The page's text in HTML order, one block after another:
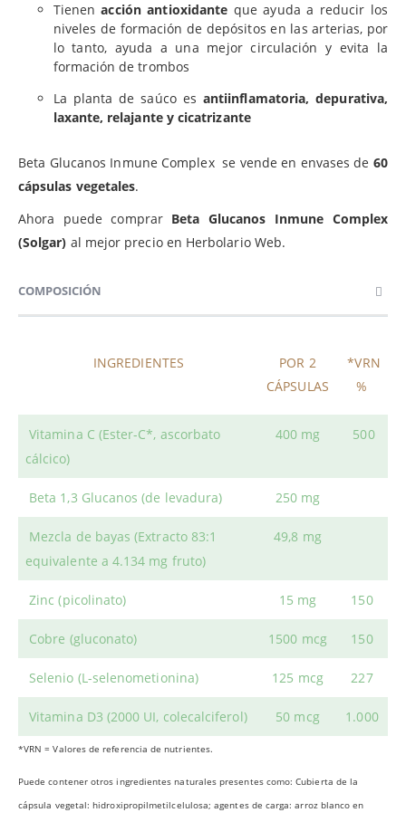
Tienen acción antioxidante que ayuda a reducir los
niveles de formación de depósitos en las arterias, por
lo tanto, ayuda a una mejor circulación y evita la
formación de trombos
La planta de saúco es antiinflamatoria, depurativa,
laxante, relajante y cicatrizante
Beta Glucanos Inmune Complex se vende en envases de 60
cápsulas vegetales.
Ahora puede comprar Beta Glucanos Inmune Complex
(Solgar) al mejor precio en Herbolario Web.
COMPOSICIÓN
INGREDIENTES
POR 2
CÁPSULAS
*VRN
%
Vitamina C (Ester-C*, ascorbato
cálcico)
400 mg 500
Beta 1,3 Glucanos (de levadura) 250 mg
Mezcla de bayas(Extracto 83:1
equivalente a 4.134 mg fruto)
49,8 mg
Zinc(picolinato) 15 mg 150
Cobre (gluconato) 1500 mcg 150
Selenio (L-selenometionina) 125 mcg 227
Vitamina D3 (2000 UI, colecalciferol) 50 mcg 1.000
*VRN = Valores de referencia de nutrientes.
Puede contener otros ingredientes naturales presentes como: Cubierta de la
cápsula vegetal: hidroxipropilmetilcelulosa; agentes de carga: arroz blanco en